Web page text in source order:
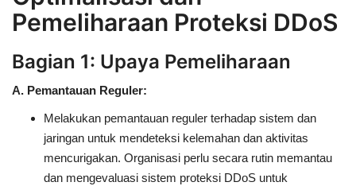
Pemeliharaan Proteksi DDoS
Bagian 1: Upaya Pemeliharaan
A. Pemantauan Reguler:
Melakukan pemantauan reguler terhadap sistem dan
jaringan untuk mendeteksi kelemahan dan aktivitas
mencurigakan. Organisasi perlu secara rutin memantau
dan mengevaluasi sistem proteksi DDoS untuk